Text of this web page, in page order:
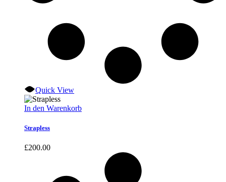
Quick View
In den Warenkorb
Strapless
£200.00